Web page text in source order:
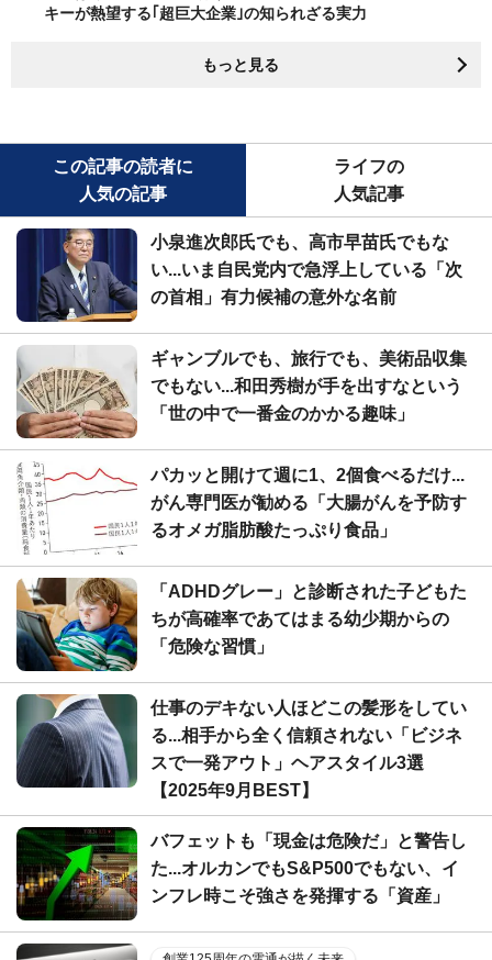
キーが熱望する｢超巨大企業｣の知られざる実力
もっと見る
この記事の読者に
人気の記事
ライフの
人気記事
小泉進次郎氏でも、高市早苗氏でもな
い...いま自民党内で急浮上している「次
の首相」有力候補の意外な名前
ギャンブルでも、旅行でも、美術品収集
でもない...和田秀樹が手を出すなという
「世の中で一番金のかかる趣味」
パカッと開けて週に1、2個食べるだけ...
がん専門医が勧める「大腸がんを予防す
るオメガ脂肪酸たっぷり食品」
「ADHDグレー」と診断された子どもた
ちが高確率であてはまる幼少期からの
「危険な習慣」
仕事のデキない人ほどこの髪形をしてい
る...相手から全く信頼されない「ビジネ
スで一発アウト」ヘアスタイル3選
【2025年9月BEST】
バフェットも「現金は危険だ」と警告し
た...オルカンでもS&P500でもない、イ
ンフレ時こそ強さを発揮する「資産」